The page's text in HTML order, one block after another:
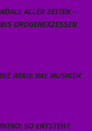
ALLER ZEITEN – V
DROGENEXZESSEN
WIRD: WIE MUSIKER
SO ENTSTEHT